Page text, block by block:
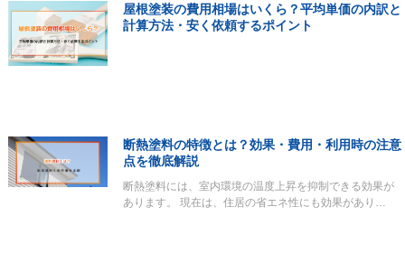
屋根塗装の費用相場はいくら？平均単価の内訳と
計算方法・安く依頼するポイント
断熱塗料の特徴とは？効果・費用・利用時の注意
点を徹底解説
断熱塗料には、室内環境の温度上昇を抑制できる効果が
あります。 現在は、住居の省エネ性にも効果があり…